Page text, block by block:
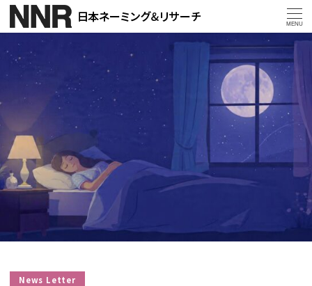
MENU
News Letter